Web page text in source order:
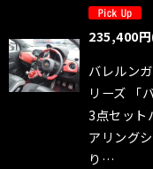
235,400円
バレルン
リーズ 「
3点セット
アリング
り…